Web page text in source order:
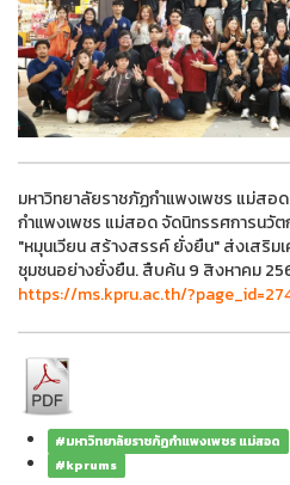
มหาวิทยาลัยราชภัฏกำแพงเพชร แม่สอ
กำแพงเพชร แม่สอด จัดนิทรรศการน
"หมุนเวียน สร้างสรรค์ ยั่งยืน" ส่งเสริ
ชุมชนอย่างยั่งยืน. สืบค้น 9 สิงหาคม
https://ms.kpru.ac.th/
#มหาวิทยาลัยราชภัฏกำแพงเพชร แม่สอด
#kprums